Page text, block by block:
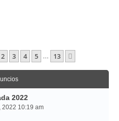
De 13
2 3 4 5 … 13
2022
2022 10:19 am